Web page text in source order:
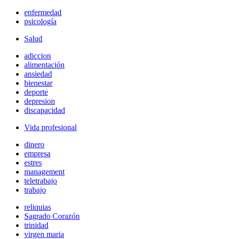
enfermedad
psicología
Salud
adiccion
alimentación
ansiedad
bienestar
deporte
depresion
discapacidad
Vida profesional
dinero
empresa
estres
management
teletrabajo
trabajo
reliquias
Sagrado Corazón
trinidad
virgen maria